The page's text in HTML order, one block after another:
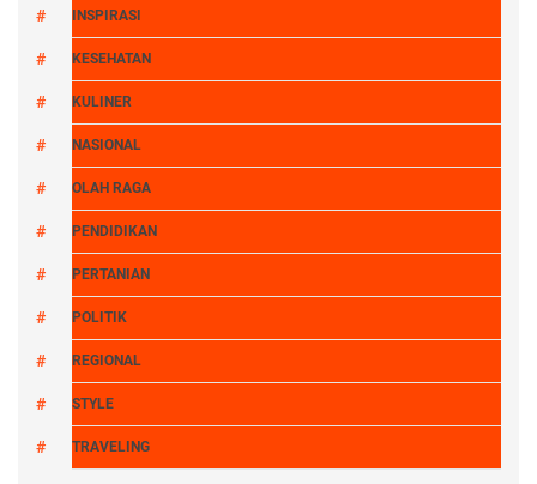
INSPIRASI
KESEHATAN
KULINER
NASIONAL
OLAH RAGA
PENDIDIKAN
PERTANIAN
POLITIK
REGIONAL
STYLE
TRAVELING